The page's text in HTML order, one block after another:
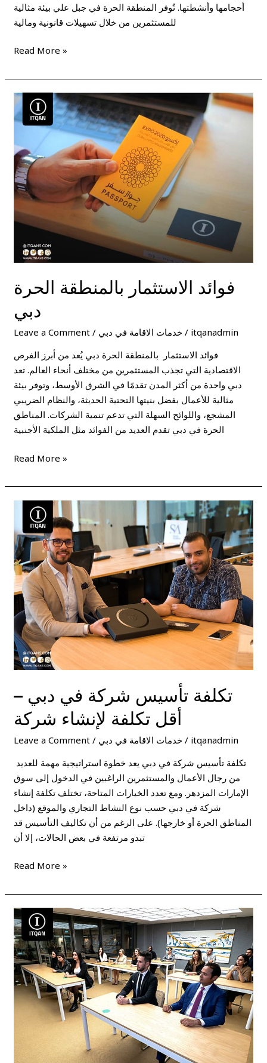
أحجامها وأنشطتها. تُوفر المنطقة الحرة في جبل علي بيئة مثالية
للمستثمرين من خلال تسهيلات قانونية ومالية
Read More »
فوائد الاستثمار بالمنطقة الحرة
دبي
Leave a Comment / خدمات الاقامة في دبي / itqanadmin
فوائد الاستثمار بالمنطقة الحرة دبي يُعد من أبرز الفرص
الاقتصادية التي تجذب المستثمرين من مختلف أنحاء العالم. تعد
دبي واحدة من أكثر المدن تقدمًا في الشرق الأوسط، وتوفر بيئة
مثالية للأعمال بفضل بنيتها التحتية الحديثة، والنظام الضريبي
المشجع، واللوائح السهلة التي تدعم تنمية الشركات. المناطق
الحرة في دبي تقدم العديد من الفوائد مثل الملكية الأجنبية
فوائد
الاستثمار
بالمنطقة
الحرة
دبي
Read More »
تكلفة تأسيس شركة في دبي –
أقل تكلفة لإنشاء شركة
Leave a Comment / خدمات الاقامة في دبي / itqanadmin
من رجال الأعمال والمستثمرين الراغبين في الدخول إلى سوق
الإمارات المزدهر. ومع تعدد الخيارات المتاحة، تختلف تكلفة إنشاء
شركة في دبي حسب نوع النشاط التجاري والموقع (داخل
المناطق الحرة أو خارجها). على الرغم من أن تكاليف التأسيس قد
تبدو مرتفعة في بعض الحالات، إلا أن
تكلفة
تأسيس
شركة
في
دبي
–
أقل
تكلفة
لإنشاء
شركة
Read More »
انواع
الرخص
التجارية
في
دبي
وتكاليف
اصدارها